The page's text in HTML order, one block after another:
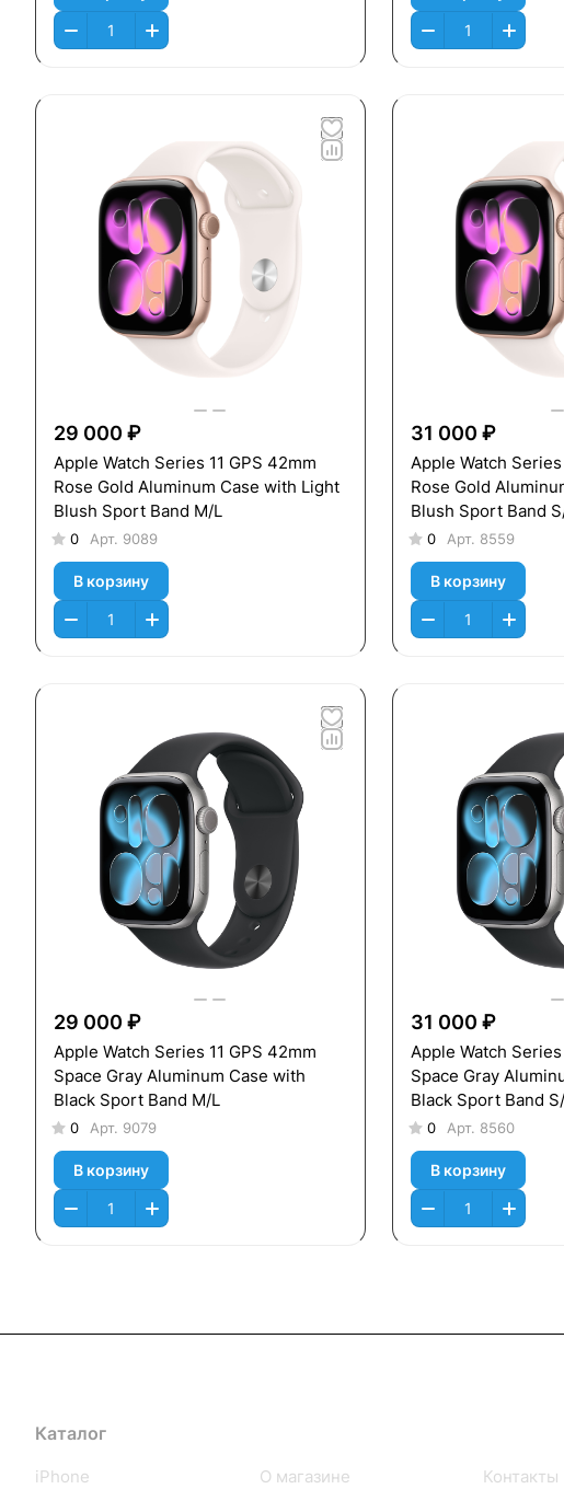
29 000 ₽
Apple Watch Series 11 GPS 42mm
Rose Gold Aluminum Case with Light
Blush Sport Band M/L
0 Арт. 9089
В корзину
31 000 ₽
Apple Watch Series
Rose Gold
Blush Sport Band
0 Арт. 8559
В корзину
29 000 ₽
Apple Watch Series 11 GPS 42mm
Space Gray Aluminum Case with
Black Sport Band M/L
0 Арт. 9079
В корзину
31 000 ₽
Apple Watch Series
Space Gray
Black Sport Band
0 Арт. 8560
В корзину
Каталог
iPhone О магазине Контакты